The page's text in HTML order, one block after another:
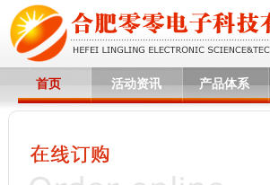
首页 活动资讯 产品体系